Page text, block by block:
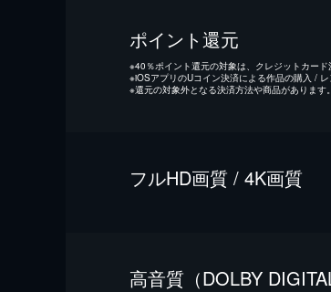
ポイント還元
※40％ポイント還元の対象は、クレジットカード
※iOSアプリのUコイン決済による作品の購入 /
※還元の対象外となる決済方法や商品があります
フルHD画質 / 4K画質
⾼⾳質（DOLBY